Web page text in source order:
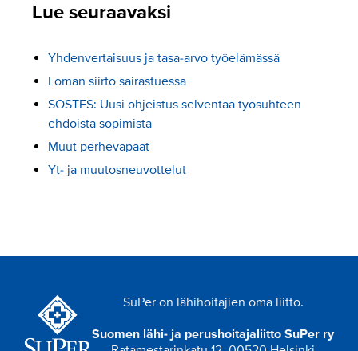
Lue seuraavaksi
Yhdenvertaisuus ja tasa-arvo työelämässä
Loman siirto sairastuessa
SOSTES: Uusi ohjeistus selventää työsuhteen
ehdoista sopimista
Muut perhevapaat
Yt- ja muutosneuvottelut
SuPer on lähihoitajien oma liitto.
Suomen lähi- ja perushoitajaliitto SuPer ry